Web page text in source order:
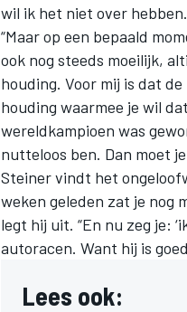
wil ik het niet over
“Maar op een bepaald
ook nog steeds moeilijk,
houding. Voor mij is dat
houding waarmee je wil
wereldkampioen was
nutteloos ben. Dan moet
Steiner vindt het
weken geleden zat je nog
legt hij uit. “En nu zeg je:
autoracen. Want hij is
Lees ook: